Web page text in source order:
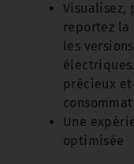
Visualisez,
reportez
les
précieux
Une
optimisée